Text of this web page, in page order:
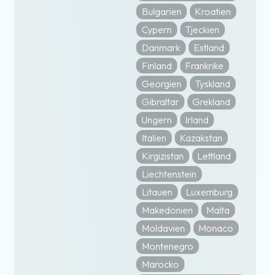
Bulgarien
Kroatien
Cypern
Tjeckien
Danmark
Estland
Finland
Frankrike
Georgien
Tyskland
Gibraltar
Grekland
Ungern
Irland
Italien
Kazakstan
Kirgizistan
Lettland
Liechtenstein
Litauen
Luxemburg
Makedonien
Malta
Moldavien
Monaco
Montenegro
Marocko